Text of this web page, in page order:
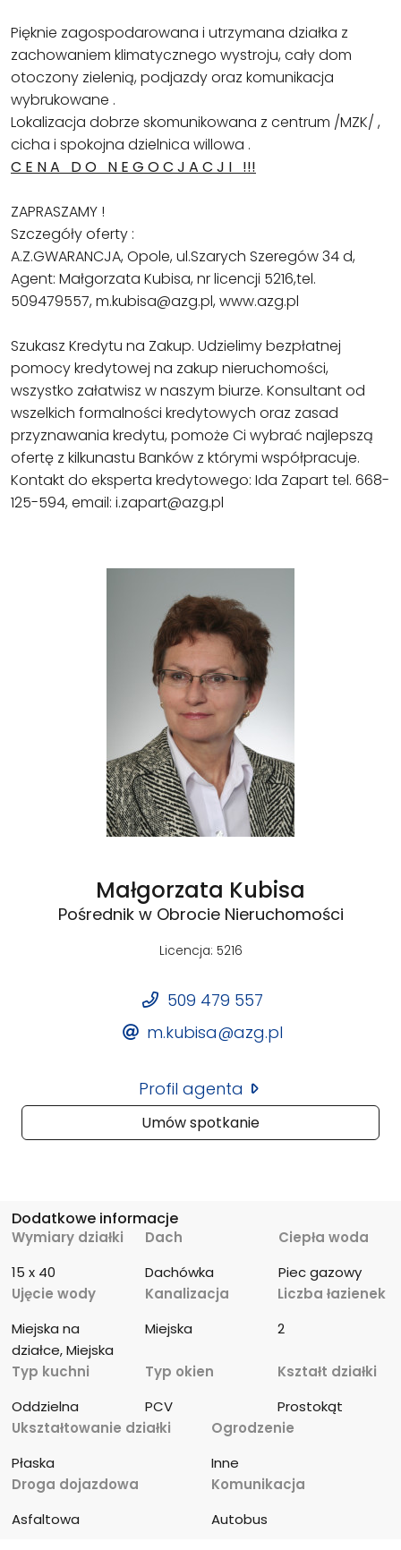
Pięknie zagospodarowana i utrzymana działka z
zachowaniem klimatycznego wystroju, cały dom
otoczony zielenią, podjazdy oraz komunikacja
wybrukowane .
Lokalizacja dobrze skomunikowana z centrum /MZK/ ,
cicha i spokojna dzielnica willowa .
C E N A D O N E G O C J A C J I !!!
ZAPRASZAMY !
Szczegóły oferty :
A.Z.GWARANCJA, Opole, ul.Szarych Szeregów 34 d,
Agent: Małgorzata Kubisa, nr licencji 5216,tel.
509479557, m.kubisa@azg.pl, www.azg.pl
Szukasz Kredytu na Zakup. Udzielimy bezpłatnej
pomocy kredytowej na zakup nieruchomości,
wszystko załatwisz w naszym biurze. Konsultant od
wszelkich formalności kredytowych oraz zasad
przyznawania kredytu, pomoże Ci wybrać najlepszą
ofertę z kilkunastu Banków z którymi współpracuje.
Kontakt do eksperta kredytowego: Ida Zapart tel. 668-
125-594, email: i.zapart@azg.pl
Małgorzata Kubisa
Pośrednik w Obrocie Nieruchomości
Licencja: 5216
509 479 557
m.kubisa@azg.pl
Profil agenta
Umów spotkanie
Dodatkowe informacje
Wymiary działki
15 x 40
Dach
Dachówka
Ciepła woda
Piec gazowy
Ujęcie wody
Miejska na
działce, Miejska
Kanalizacja
Miejska
Liczba łazienek
2
Typ kuchni
Oddzielna
Typ okien
PCV
Kształt działki
Prostokąt
Ukształtowanie działki
Płaska
Ogrodzenie
Inne
Droga dojazdowa
Asfaltowa
Komunikacja
Autobus